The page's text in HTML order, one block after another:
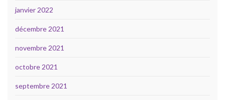
janvier 2022
décembre 2021
novembre 2021
octobre 2021
septembre 2021